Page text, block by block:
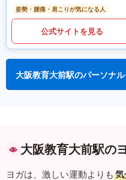
姿勢・腰痛・肩こりが気になる人
公式サイトを見る
大阪教育大前駅のパーソナ
大阪教育大前駅の
ヨガは、激しい運動よりも